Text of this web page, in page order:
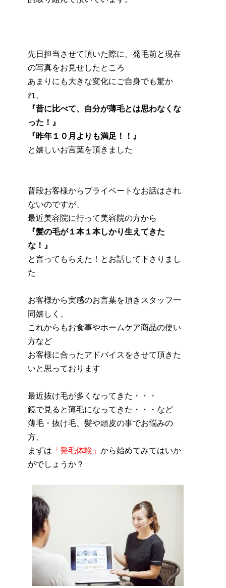
先日担当させて頂いた際に、発毛前と現在
の写真をお見せしたところ
あまりにも大きな変化にご自身でも驚か
れ、
『昔に比べて、自分が薄毛とは思わなくな
った！』
『昨年１０月よりも満足！！』
と嬉しいお言葉を頂きました
普段お客様からプライベートなお話はされ
ないのですが、
最近美容院に行って美容院の方から
『髪の毛が１本１本しかり生えてきた
な！』
と言ってもらえた！とお話して下さりまし
た
お客様から実感のお言葉を頂きスタッフ一
同嬉しく、
これからもお食事やホームケア商品の使い
方など
お客様に合ったアドバイスをさせて頂きた
いと思っております
最近抜け毛が多くなってきた・・・
鏡で見ると薄毛になってきた・・・など
薄毛・抜け毛、髪や頭皮の事でお悩みの
方、
まずは 「発毛体験」 から始めてみてはいか
がでしょうか？